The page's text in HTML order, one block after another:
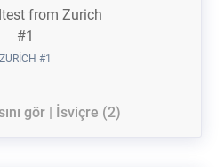
ZURICH #1
gör | İsviçre (2)